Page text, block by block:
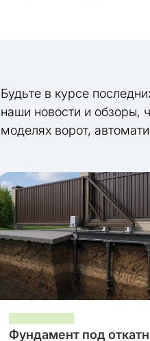
Будьте в курсе
наши новости и обзоры,
моделях ворот,
Фундамент под